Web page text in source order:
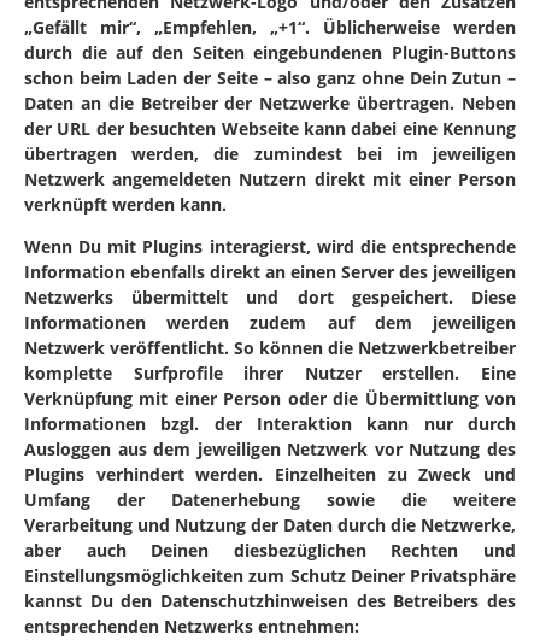
„Gefällt mir“, „Empfehlen, „+1“. Üblicherweise werden
durch die auf den Seiten eingebundenen Plugin-Buttons
schon beim Laden der Seite – also ganz ohne Dein Zutun –
Daten an die Betreiber der Netzwerke übertragen. Neben
der URL der besuchten Webseite kann dabei eine Kennung
übertragen werden, die zumindest bei im jeweiligen
Netzwerk angemeldeten Nutzern direkt mit einer Person
verknüpft werden kann.
Wenn Du mit Plugins interagierst, wird die entsprechende
Information ebenfalls direkt an einen Server des jeweiligen
Netzwerks übermittelt und dort gespeichert. Diese
Informationen werden zudem auf dem jeweiligen
Netzwerk veröffentlicht. So können die Netzwerkbetreiber
komplette Surfprofile ihrer Nutzer erstellen. Eine
Verknüpfung mit einer Person oder die Übermittlung von
Informationen bzgl. der Interaktion kann nur durch
Ausloggen aus dem jeweiligen Netzwerk vor Nutzung des
Plugins verhindert werden. Einzelheiten zu Zweck und
Umfang der Datenerhebung sowie die weitere
Verarbeitung und Nutzung der Daten durch die Netzwerke,
aber auch Deinen diesbezüglichen Rechten und
Einstellungsmöglichkeiten zum Schutz Deiner Privatsphäre
kannst Du den Datenschutzhinweisen des Betreibers des
entsprechenden Netzwerks entnehmen: